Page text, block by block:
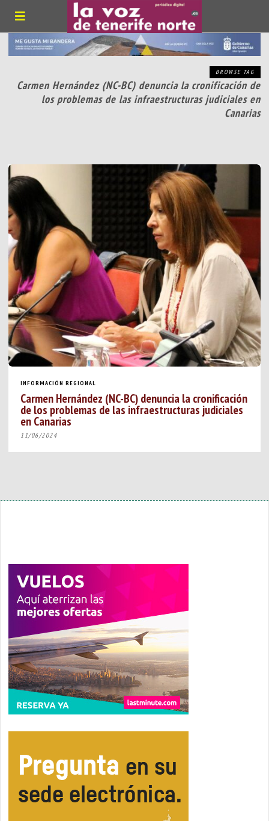
BROWSE TAG
Carmen Hernández (NC-BC) denuncia la cronificación de
los problemas de las infraestructuras judiciales en
Canarias
INFORMACIÓN REGIONAL
Carmen Hernández (NC-BC) denuncia la cronificación
de los problemas de las infraestructuras judiciales
en Canarias
11/06/2024